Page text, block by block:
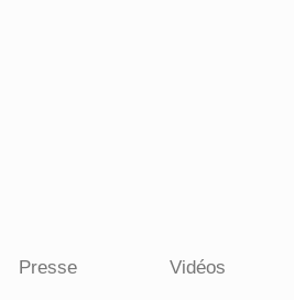
Presse Vidéos